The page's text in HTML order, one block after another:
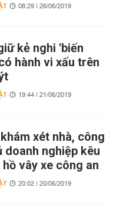
08:29 | 26/06/2019
kẻ nghi 'biến
hành vi xấu trên
19:44 | 21/06/2019
xét nhà, công
doanh nghiệp kêu
vây xe công an
20:02 | 20/06/2019